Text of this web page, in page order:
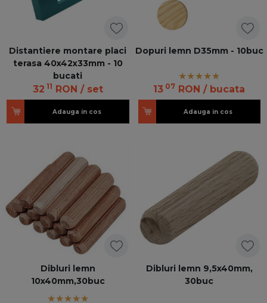
Distantiere montare placi
terasa 40x42x33mm - 10
bucati
32 11 RON / set
Adauga in cos
Dopuri lemn D35mm - 10buc
13 07 RON / bucata
Adauga in cos
Dibluri lemn
10x40mm,30buc
Dibluri lemn 9,5x40mm,
30buc